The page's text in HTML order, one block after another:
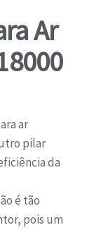
Ar
ar
pilar
da
é tão
pois um